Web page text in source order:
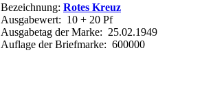
Bezeichnung: Rotes Kreuz
Ausgabewert: 10 + 20 Pf
Ausgabetag der Marke: 25.02.1949
Auflage der Briefmarke: 600000